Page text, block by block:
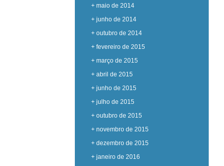
+ maio de 2014
+ junho de 2014
+ outubro de 2014
+ fevereiro de 2015
+ março de 2015
+ abril de 2015
+ junho de 2015
+ julho de 2015
+ outubro de 2015
+ novembro de 2015
+ dezembro de 2015
+ janeiro de 2016